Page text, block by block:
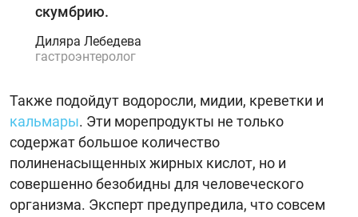
скумбрию.
Диляра Лебедева
гастроэнтеролог
Также подойдут водоросли, мидии, креветки и
кальмары. Эти морепродукты не только
содержат большое количество
полиненасыщенных жирных кислот, но и
совершенно безобидны для человеческого
организма. Эксперт предупредила, что совсем